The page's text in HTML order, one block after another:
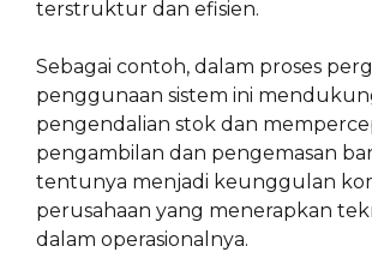
terstruktur dan efisien.
Sebagai contoh, dalam proses
penggunaan sistem ini
pengendalian stok dan
pengambilan dan pengemasan
tentunya menjadi keunggulan
perusahaan yang menerapkan
dalam operasionalnya.